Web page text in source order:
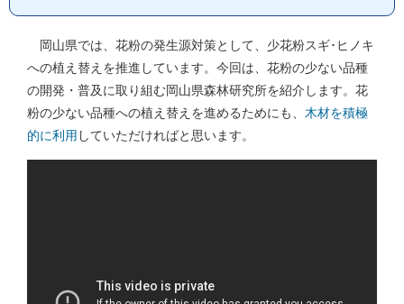
岡山県では、花粉の発生源対策として、少花粉スギ･ヒノキ
への植え替えを推進しています。今回は、花粉の少ない品種
の開発・普及に取り組む岡山県森林研究所を紹介します。花
粉の少ない品種への植え替えを進めるためにも、 木材を積極
的に利用 していただければと思います。